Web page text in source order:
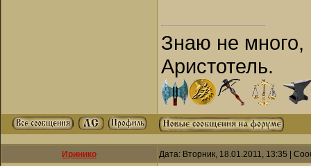
Знаю не много,
Аристотель.
Иринико Дата: Вторник, 18.01.2011, 13:35 |